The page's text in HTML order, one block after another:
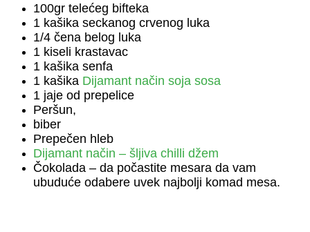
100gr telećeg bifteka
1 kašika seckanog crvenog luka
1/4 čena belog luka
1 kiseli krastavac
1 kašika senfa
1 kašika Dijamant način soja sosa
1 jaje od prepelice
Peršun,
biber
Prepečen hleb
Dijamant način – šljiva chilli džem
Čokolada – da počastite mesara da vam
ubuduće odabere uvek najbolji komad mesa.